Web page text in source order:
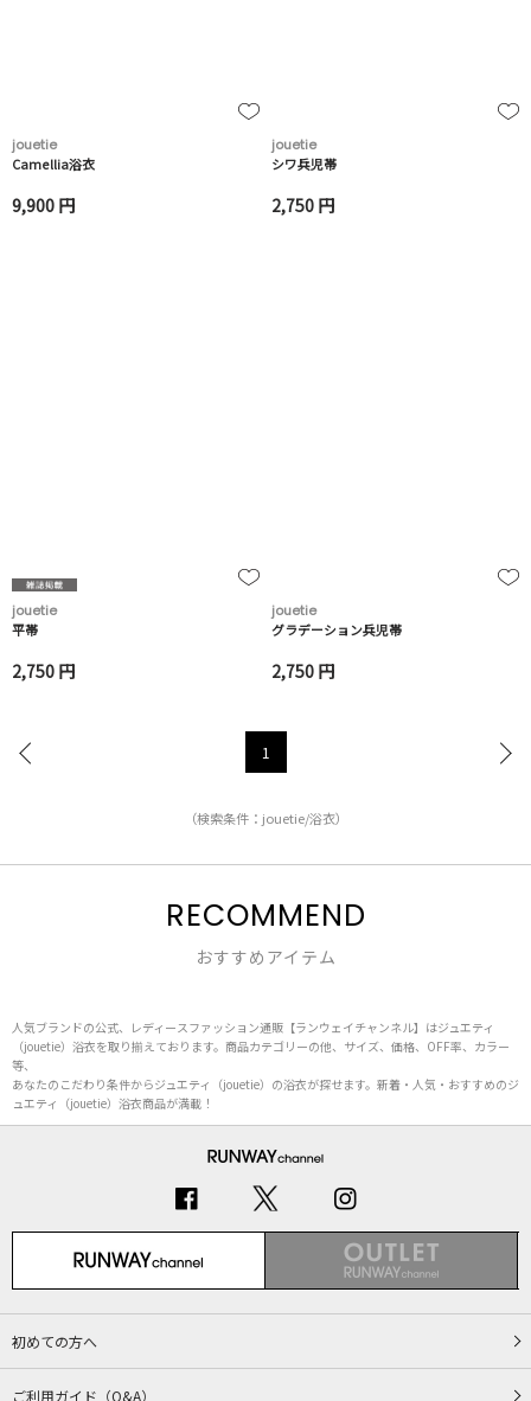
jouetie
Camellia浴衣
9,900 円
jouetie
シワ兵児帯
2,750 円
jouetie
平帯
2,750 円
jouetie
グラデーション兵児帯
2,750 円
1
（検索条件：jouetie/浴衣）
RECOMMEND
おすすめアイテム
人気ブランドの公式、レディースファッション通販【ランウェイチャンネル】はジュエティ
（jouetie）浴衣を取り揃えております。商品カテゴリーの他、サイズ、価格、OFF率、カラー
等、
あなたのこだわり条件からジュエティ（jouetie）の浴衣が探せます。新着・人気・おすすめのジ
ュエティ（jouetie）浴衣商品が満載！
初めての方へ
ご利用ガイド（Q&A）